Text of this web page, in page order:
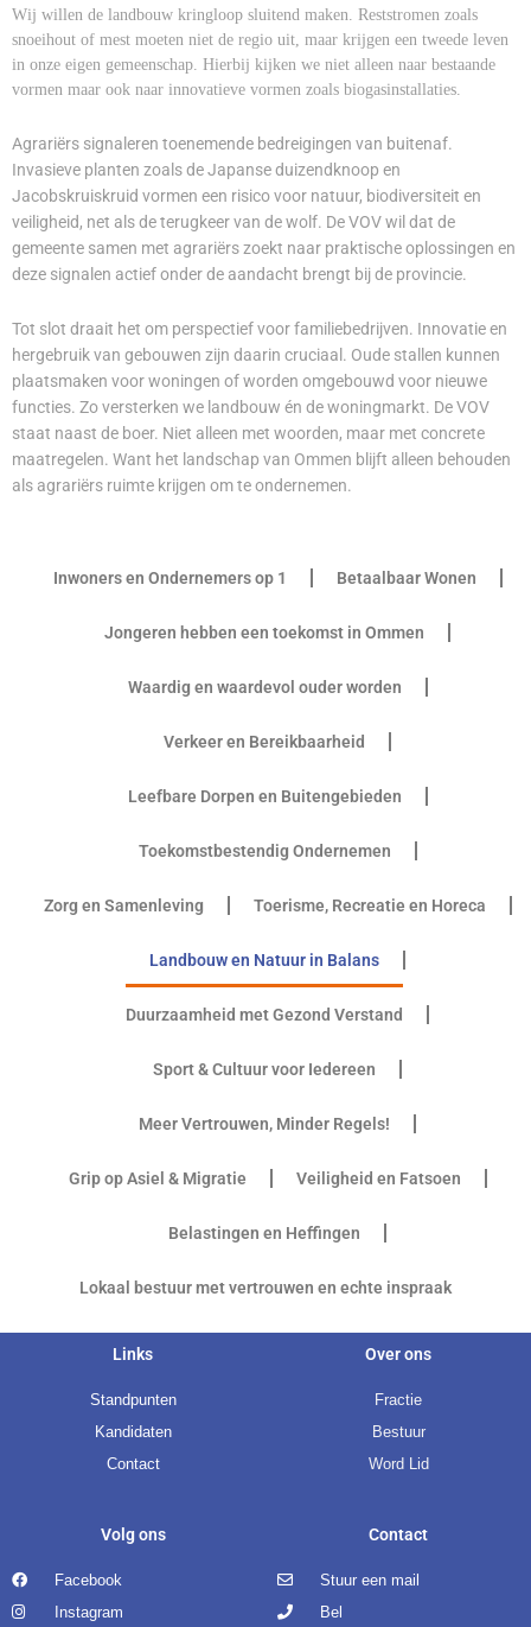
Wij willen de landbouw kringloop sluitend maken. Reststromen zoals
snoeihout of mest moeten niet de regio uit, maar krijgen een tweede leven
in onze eigen gemeenschap. Hierbij kijken we niet alleen naar bestaande
vormen maar ook naar innovatieve vormen zoals biogasinstallaties.
Agrariërs signaleren toenemende bedreigingen van buitenaf.
Invasieve planten zoals de Japanse duizendknoop en
Jacobskruiskruid vormen een risico voor natuur, biodiversiteit en
veiligheid, net als de terugkeer van de wolf. De VOV wil dat de
gemeente samen met agrariërs zoekt naar praktische oplossingen en
deze signalen actief onder de aandacht brengt bij de provincie.
Tot slot draait het om perspectief voor familiebedrijven. Innovatie en
hergebruik van gebouwen zijn daarin cruciaal. Oude stallen kunnen
plaatsmaken voor woningen of worden omgebouwd voor nieuwe
functies. Zo versterken we landbouw én de woningmarkt. De VOV
staat naast de boer. Niet alleen met woorden, maar met concrete
maatregelen. Want het landschap van Ommen blijft alleen behouden
als agrariërs ruimte krijgen om te ondernemen.
Inwoners en Ondernemers op 1 Betaalbaar Wonen
Jongeren hebben een toekomst in Ommen
Waardig en waardevol ouder worden
Verkeer en Bereikbaarheid
Leefbare Dorpen en Buitengebieden
Toekomstbestendig Ondernemen
Zorg en Samenleving Toerisme, Recreatie en Horeca
Landbouw en Natuur in Balans
Duurzaamheid met Gezond Verstand
Sport & Cultuur voor Iedereen
Meer Vertrouwen, Minder Regels!
Grip op Asiel & Migratie Veiligheid en Fatsoen
Belastingen en Heffingen
Lokaal bestuur met vertrouwen en echte inspraak
Links
Standpunten
Kandidaten
Contact
Over ons
Fractie
Bestuur
Word Lid
Volg ons
Facebook
Instagram
Contact
Stuur een mail
Bel